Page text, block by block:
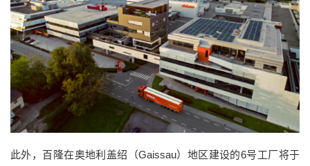
此外，百隆在奥地利盖绍（Gaissau）地区建设的6号工厂将于